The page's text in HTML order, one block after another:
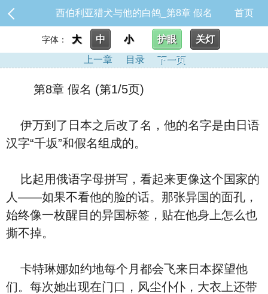
西伯利亚猎犬与他的白鸽_第8章 假名 首页
字体： 大 中 小 护眼
关灯
上一章
目录 下一页
第8章 假名 (第1/5页)
伊万到了日本之后改了名，他的名字是由日语
汉字“千坂”和假名组成的。
比起用俄语字母拼写，看起来更像这个国家的
人——如果不看他的脸的话。那张异国的面孔，
始终像一枚醒目的异国标签，贴在他身上怎么也
撕不掉。
卡特琳娜如约地每个月都会飞来日本探望他
们。每次她出现在门口，风尘仆仆，大衣上还带